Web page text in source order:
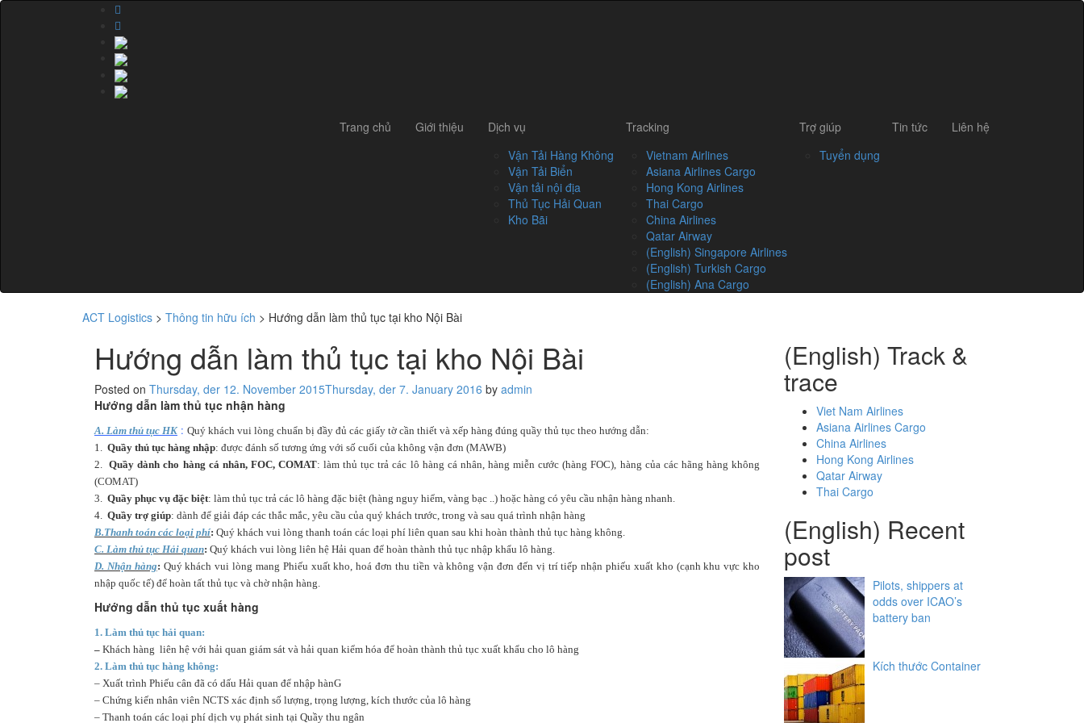
Trang chủ Giới thiệu
Dịch vụ
Vận Tải Hàng Không
Vận Tải Biển
Vận tải nội địa
Thủ Tục Hải Quan
Kho Bãi
Tracking
Vietnam Airlines
Asiana Airlines Cargo
Hong Kong Airlines
Thai Cargo
China Airlines
Qatar Airway
(English) Singapore Airlines
(English) Turkish Cargo
(English) Ana Cargo
Trợ giúp
Tuyển dụng
Tin tức Liên hệ
ACT Logistics > Thông tin hữu ích > Hướng dẫn làm thủ tục tại kho Nội Bài
Hướng dẫn làm thủ tục tại kho Nội Bài
Posted on Thursday, der 12. November 2015Thursday, der 7. January 2016 by admin
Hướng dẫn làm thủ tục nhận hàng
A. Làm thủ tục HK: Quý khách vui lòng chuẩn bị đầy đủ các giấy tờ cần thiết và xếp hàng đúng quầy thủ tục theo hướng dẫn:
1. Quầy thủ tục hàng nhập: được đánh số tương ứng với số cuối của không vận đơn (MAWB)
2.Quầy dành cho hàng cá nhân, FOC, COMAT: làm thủ tục trả các lô hàng cá nhân, hàng miễn cước (hàng FOC), hàng của các hãng hàng không
(COMAT)
3. Quầy phục vụ đặc biệt: làm thủ tục trả các lô hàng đặc biệt (hàng nguy hiểm, vàng bạc ..) hoặc hàng có yêu cầu nhận hàng nhanh.
4. Quầy trợ giúp: dành để giải đáp các thắc mắc, yêu cầu của quý khách trước, trong và sau quá trình nhận hàng
B.Thanh toán các loại phí: Quý khách vui lòng thanh toán các loại phí liên quan sau khi hoàn thành thủ tục hàng không.
C. Làm thủ tục Hải quan: Quý khách vui lòng liên hệ Hải quan để hoàn thành thủ tục nhập khẩu lô hàng.
D. Nhận hàng: Quý khách vui lòng mang Phiếu xuất kho, hoá đơn thu tiền và không vận đơn đến vị trí tiếp nhận phiếu xuất kho (cạnh khu vực kho
nhập quốc tế) để hoàn tất thủ tục và chờ nhận hàng.
Hướng dẫn thủ tục xuất hàng
1. Làm thủ tục hải quan:
– Khách hàng liên hệ với hải quan giám sát và hải quan kiểm hóa để hoàn thành thủ tục xuất khẩu cho lô hàng
2. Làm thủ tục hàng không:
– Xuất trình Phiếu cân đã có dấu Hải quan để nhập hànG
– Chứng kiến nhân viên NCTS xác định số lượng, trọng lượng, kích thước của lô hàng
– Thanh toán các loại phí dịch vụ phát sinh tại Quầy thu ngân
(English) Track &
trace
Viet Nam Airlines
Asiana Airlines Cargo
China Airlines
Hong Kong Airlines
Qatar Airway
Thai Cargo
(English) Recent
post
Pilots, shippers at
odds over ICAO’s
battery ban
Kích thước Container